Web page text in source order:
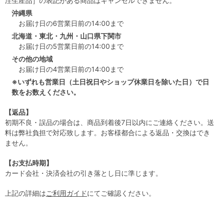
沖縄県
お届け日の6営業日前の14:00まで
北海道・東北・九州・山口県下関市
お届け日の5営業日前の14:00まで
その他の地域
お届け日の4営業日前の14:00まで
※いずれも営業日（土日祝日やショップ休業日を除いた日）で日
数をお数えください。
【返品】
初期不良・誤品の場合は、商品到着後7日以内にご連絡ください。送
料は弊社負担で対応致します。お客様都合による返品・交換はでき
ません。
【お支払時期】
カード会社・決済会社の引き落とし日に準じます。
上記の詳細はご利用ガイドにてご確認ください。